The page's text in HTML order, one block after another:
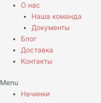
О нас
Наша команда
Документы
Блог
Доставка
Контакты
Menu
Начинки